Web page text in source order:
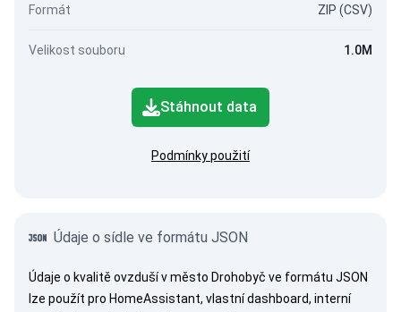
Formát ZIP (CSV)
Velikost souboru 1.0M
Stáhnout data
Podmínky použití
Údaje o sídle ve formátu JSON
Údaje o kvalitě ovzduší v město Drohobyč ve formátu JSON
lze použít pro HomeAssistant, vlastní dashboard, interní